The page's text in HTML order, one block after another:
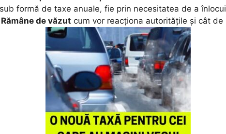
formă de taxe anuale, fie prin necesitatea de a înlocui
Rămâne de văzut cum vor reacționa autoritățile și cât de